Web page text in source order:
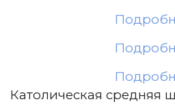
Католическая средняя